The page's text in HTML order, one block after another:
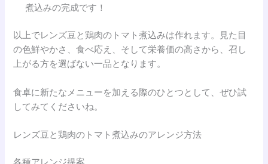
煮込みの完成です！
以上でレンズ豆と鶏肉のトマト煮込みは作れます。見た目
の色鮮やかさ、食べ応え、そして栄養価の高さから、召し
上がる方を選ばない一品となります。
食卓に新たなメニューを加える際のひとつとして、ぜひ試
してみてくださいね。
レンズ豆と鶏肉のトマト煮込みのアレンジ方法